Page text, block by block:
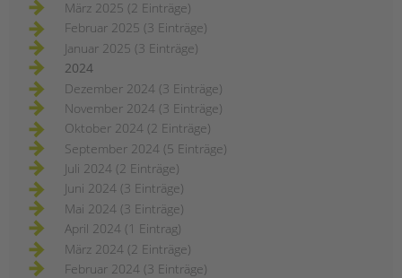
März 2025 (2 Einträge)
Februar 2025 (3 Einträge)
Januar 2025 (3 Einträge)
2024
Dezember 2024 (3 Einträge)
November 2024 (3 Einträge)
Oktober 2024 (2 Einträge)
September 2024 (5 Einträge)
Juli 2024 (2 Einträge)
Juni 2024 (3 Einträge)
Mai 2024 (3 Einträge)
April 2024 (1 Eintrag)
März 2024 (2 Einträge)
Februar 2024 (3 Einträge)